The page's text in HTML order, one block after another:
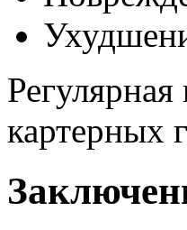
картерных